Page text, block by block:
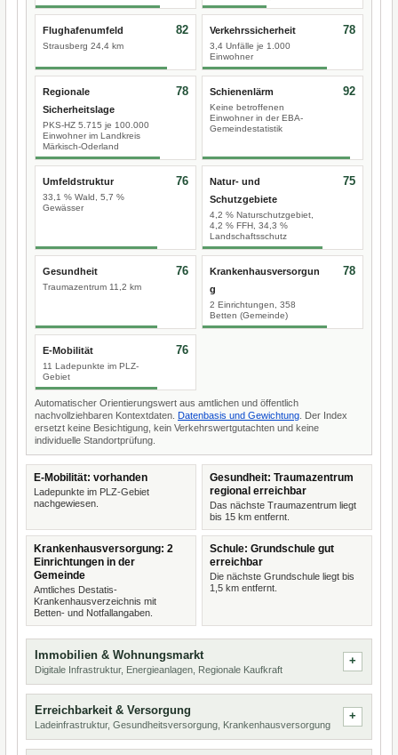
Flughafenumfeld
Strausberg 24,4 km
82 Verkehrssicherheit
3,4 Unfälle je 1.000
Einwohner
78
Regionale
Sicherheitslage
PKS-HZ 5.715 je 100.000
Einwohner im Landkreis
Märkisch-Oderland
78 Schienenlärm
Keine betroffenen
Einwohner in der EBA-
Gemeindestatistik
92
Umfeldstruktur
33,1 % Wald, 5,7 %
Gewässer
76
Natur- und
Schutzgebiete
4,2 % Naturschutzgebiet,
4,2 % FFH, 34,3 %
Landschaftsschutz
75
Gesundheit
Traumazentrum 11,2 km
76
Krankenhausversorgun
g
2 Einrichtungen, 358
Betten (Gemeinde)
78
E-Mobilität
11 Ladepunkte im PLZ-
Gebiet
76
Automatischer Orientierungswert aus amtlichen und öffentlich
nachvollziehbaren Kontextdaten. Datenbasis und Gewichtung . Der Index
ersetzt keine Besichtigung, kein Verkehrswertgutachten und keine
individuelle Standortprüfung.
E-Mobilität: vorhanden
Ladepunkte im PLZ-Gebiet
nachgewiesen.
Gesundheit: Traumazentrum
regional erreichbar
Das nächste Traumazentrum liegt
bis 15 km entfernt.
Krankenhausversorgung: 2
Einrichtungen in der
Gemeinde
Amtliches Destatis-
Krankenhausverzeichnis mit
Betten- und Notfallangaben.
Schule: Grundschule gut
erreichbar
Die nächste Grundschule liegt bis
1,5 km entfernt.
Immobilien & Wohnungsmarkt
Digitale Infrastruktur, Energieanlagen, Regionale Kaufkraft
Erreichbarkeit & Versorgung
Ladeinfrastruktur, Gesundheitsversorgung, Krankenhausversorgung